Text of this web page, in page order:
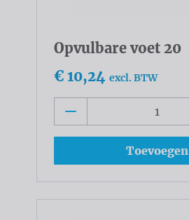
Opvulbare voet 20
€ 10,24 excl. BTW
Toevoegen